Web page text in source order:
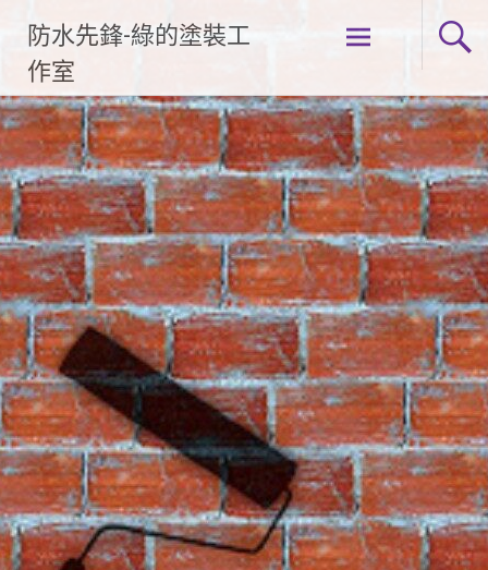
content
防水先鋒-綠的塗裝工
作室